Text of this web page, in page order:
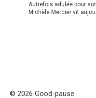
Autrefois adulée pour
Michèle Mercier vit
© 2026 Good-pause